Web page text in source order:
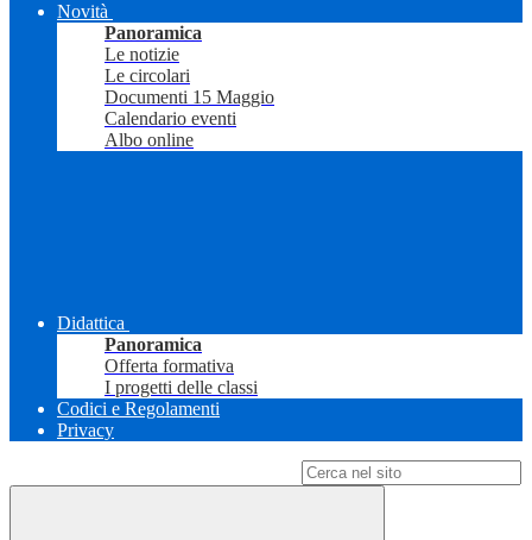
Novità
Panoramica
Le notizie
Le circolari
Documenti 15 Maggio
Calendario eventi
Albo online
Didattica
Panoramica
Offerta formativa
I progetti delle classi
Codici e Regolamenti
Privacy